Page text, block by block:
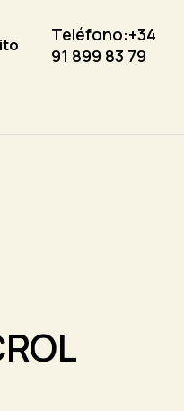
Teléfono:+34
91 899 83 79